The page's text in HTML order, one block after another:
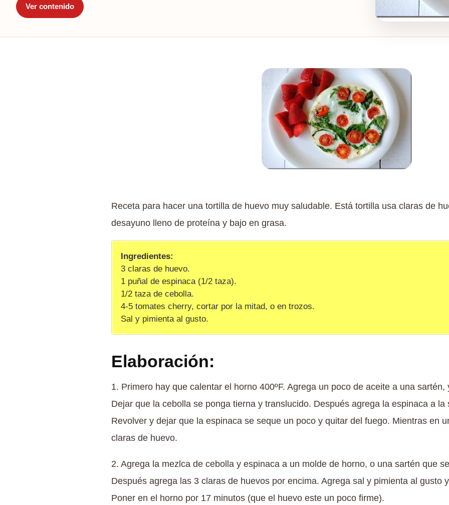
Ver contenido
Receta para hacer una tortilla de huevo muy saludable. Está tortilla usa claras de
desayuno lleno de proteína y bajo en grasa.
Ingredientes:
3 claras de huevo.
1 puñal de espinaca (1/2 taza).
1/2 taza de cebolla.
4-5 tomates cherry, cortar por la mitad, o en trozos.
Sal y pimienta al gusto.
Elaboración:
1. Primero hay que calentar el horno 400ºF. Agrega un poco de aceite a una
Dejar que la cebolla se ponga tierna y translucido. Después agrega la espinaca a la
Revolver y dejar que la espinaca se seque un poco y quitar del fuego. Mientras en
claras de huevo.
2. Agrega la mezlca de cebolla y espinaca a un molde de horno, o una sartén que
Después agrega las 3 claras de huevos por encima. Agrega sal y pimienta al gusto
Poner en el horno por 17 minutos (que el huevo este un poco firme).